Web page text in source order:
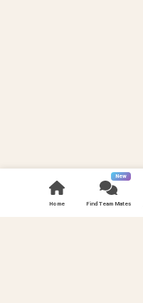
Home
New
Find Team Mates